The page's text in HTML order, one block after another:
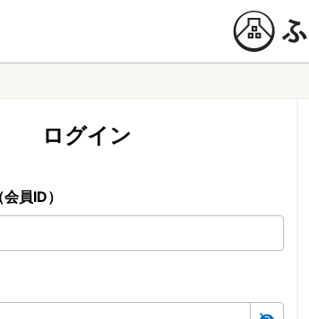
ログイン
員ID）